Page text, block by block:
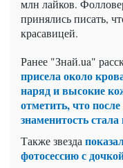
млн лайков.
принялись писать,
красавицей.
Ранее "Знай.ua"
присела около
наряд и высокие
отметить, что
знаменитость
Также звезда
фотосессию с